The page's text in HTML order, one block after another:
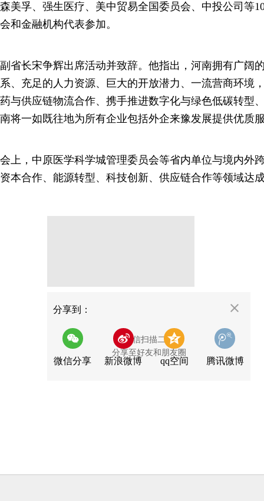
森美孚、强生医疗、美中贸易全国委员会、中投公司等
会和金融机构代表参加。
副省长宋争辉出席活动并致辞。他指出，河南拥有广阔
系、充足的人力资源、巨大的开放潜力、一流营商环境
药与供应链物流合作、携手推进数字化与绿色低碳转型
南将一如既往地为所有企业包括外企来豫发展提供优质
会上，中原医学科学城管理委员会等省内单位与境内外
资本合作、能源转型、科技创新、供应链合作等领域达
分享到：
微信分享
用微信扫描二维码
分享至好友和朋友圈
新浪微博 qq空间 腾讯微博